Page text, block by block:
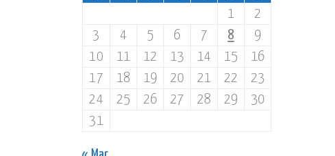
1
2
3
4 5 6 7 8
9
10
11 12 13 14 15
16
17
18 19 20 21 22
23
24
25 26 27 28 29
30
31